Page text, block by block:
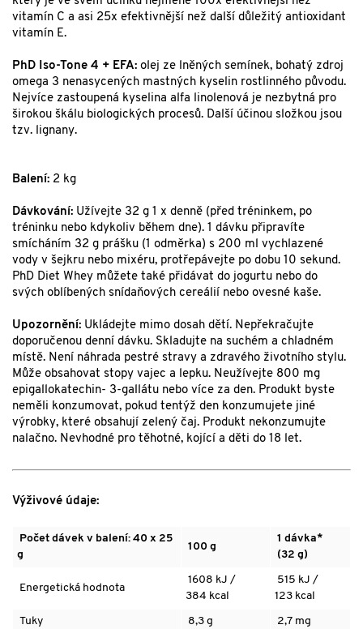
vitamín C a asi 25x efektivnější než další důležitý antioxidant
vitamín E.
PhD Iso-Tone 4 + EFA: olej ze lněných semínek, bohatý zdroj
omega 3 nenasycených mastných kyselin rostlinného původu.
Nejvíce zastoupená kyselina alfa linolenová je nezbytná pro
širokou škálu biologických procesů. Další účinou složkou jsou
tzv. lignany.
Balení: 2 kg
Dávkování: Užívejte 32 g 1 x denně (před tréninkem, po
tréninku nebo kdykoliv během dne). 1 dávku připravíte
smícháním 32 g prášku (1 odměrka) s 200 ml vychlazené
vody v šejkru nebo mixéru, protřepávejte po dobu 10 sekund.
PhD Diet Whey můžete také přidávat do jogurtu nebo do
svých oblíbených snídaňových cereálií nebo ovesné kaše.
Upozornění: Ukládejte mimo dosah dětí. Nepřekračujte
doporučenou denní dávku. Skladujte na suchém a chladném
místě. Není náhrada pestré stravy a zdravého životního stylu.
Může obsahovat stopy vajec a lepku. Neužívejte 800 mg
epigallokatechin- 3-gallátu nebo více za den. Produkt byste
neměli konzumovat, pokud tentýž den konzumujete jiné
výrobky, které obsahují zelený čaj. Produkt nekonzumujte
nalačno. Nevhodné pro těhotné, kojící a děti do 18 let.
Výživové údaje:
Počet dávek v balení: 40 x 25
g
100 g
1 dávka*
(32 g)
Energetická hodnota
1608 kJ /
384 kcal
515 kJ /
123 kcal
Tuky 8,3 g 2,7 mg